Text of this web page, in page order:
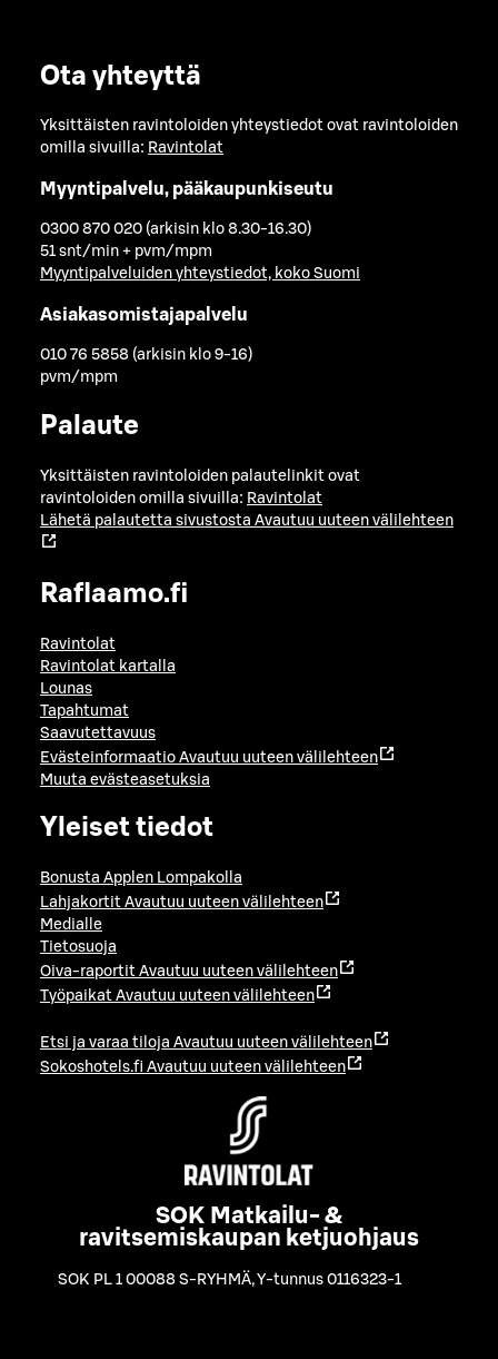
Ota yhteyttä
Yksittäisten ravintoloiden yhteystiedot ovat ravintoloiden
omilla sivuilla: Ravintolat
Myyntipalvelu, pääkaupunkiseutu
0300 870 020 (arkisin klo 8.30-16.30)
51 snt/min + pvm/mpm
Myyntipalveluiden yhteystiedot, koko Suomi
Asiakasomistajapalvelu
010 76 5858 (arkisin klo 9-16)
pvm/mpm
Palaute
Yksittäisten ravintoloiden palautelinkit ovat
ravintoloiden omilla sivuilla: Ravintolat
Lähetä palautetta sivustosta Avautuu uuteen välilehteen
Raflaamo.fi
Ravintolat
Ravintolat kartalla
Lounas
Tapahtumat
Saavutettavuus
Evästeinformaatio Avautuu uuteen välilehteen
Muuta evästeasetuksia
Yleiset tiedot
Bonusta Applen Lompakolla
Lahjakortit Avautuu uuteen välilehteen
Medialle
Tietosuoja
Oiva-raportit Avautuu uuteen välilehteen
Työpaikat Avautuu uuteen välilehteen
Etsi ja varaa tiloja Avautuu uuteen välilehteen
Sokoshotels.fi Avautuu uuteen välilehteen
SOK Matkailu- &
ravitsemiskaupan ketjuohjaus
SOK PL 1 00088 S-RYHMÄ,Y-tunnus 0116323-1